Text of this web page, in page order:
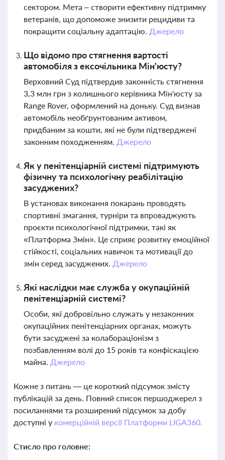
сектором. Мета – створити ефективну підтримку
ветеранів, що допоможе знизити рецидиви та
покращити соціальну адаптацію. Джерело
Що відомо про стягнення вартості
автомобіля з ексочільника Мін'юсту?
Верховний Суд підтвердив законність стягнення
3,3 млн грн з колишнього керівника Мін'юсту за
Range Rover, оформлений на доньку. Суд визнав
автомобіль необґрунтованим активом,
придбаним за кошти, які не були підтверджені
законним походженням. Джерело
Як у пенітенціарній системі підтримують
фізичну та психологічну реабілітацію
засуджених?
В установах виконання покарань проводять
спортивні змагання, турніри та впроваджують
проєкти психологічної підтримки, такі як
«Платформа Змін». Це сприяє розвитку емоційної
стійкості, соціальних навичок та мотивації до
змін серед засуджених. Джерело
Які наслідки має служба у окупаційній
пенітенціарній системі?
Особи, які добровільно служать у незаконних
окупаційних пенітенціарних органах, можуть
бути засуджені за колабораціонізм з
позбавленням волі до 15 років та конфіскацією
майна. Джерело
Кожне з питань — це короткий підсумок змісту
публікацій за день. Повний список першоджерел з
посиланнями та розширений підсумок за добу
доступні у комерційній версії Платформи LIGA360.
Стисло про головне: